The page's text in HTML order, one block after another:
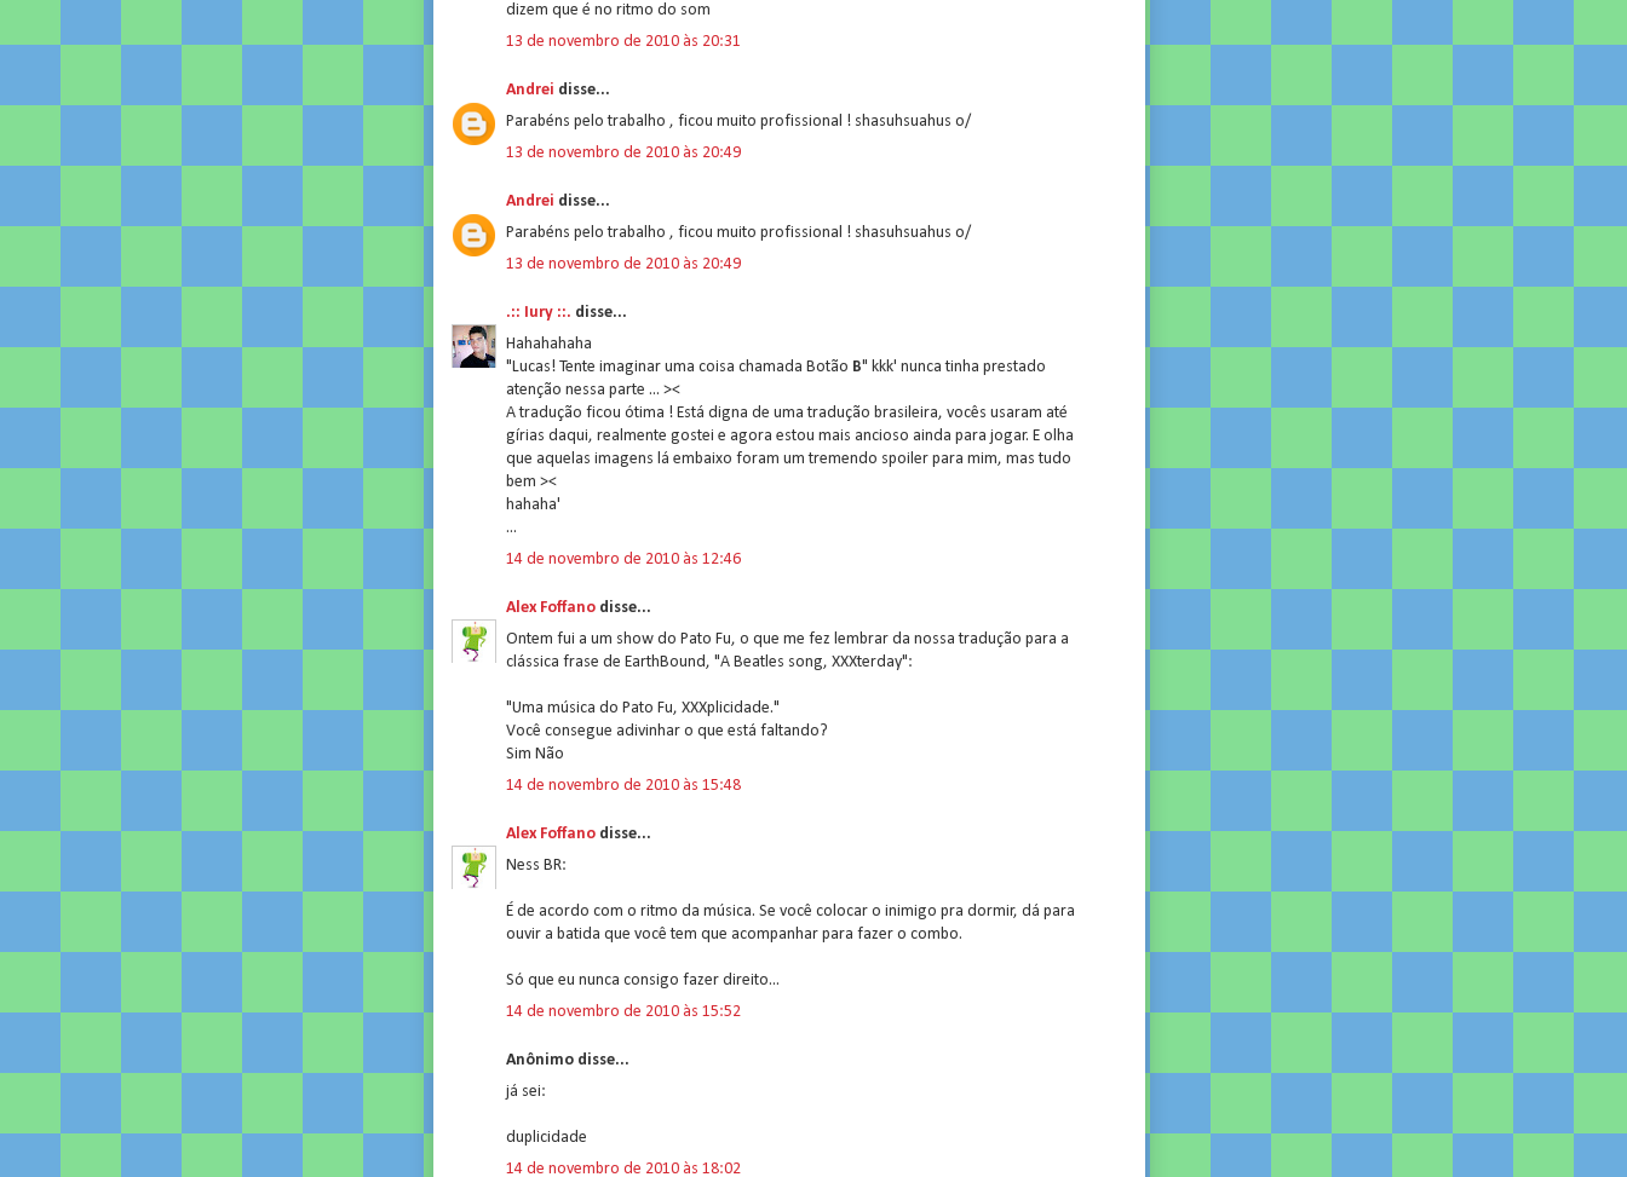
dizem que é no ritmo do som
13 de novembro de 2010 às 20:31
Andrei disse...
Parabéns pelo trabalho , ficou muito profissional ! shasuhsuahus o/
13 de novembro de 2010 às 20:49
Andrei disse...
Parabéns pelo trabalho , ficou muito profissional ! shasuhsuahus o/
13 de novembro de 2010 às 20:49
.:: Iury ::. disse...
Hahahahaha
"Lucas! Tente imaginar uma coisa chamada Botão B" kkk' nunca tinha prestado
atenção nessa parte ... ><
A tradução ficou ótima ! Está digna de uma tradução brasileira, vocês usaram até
gírias daqui, realmente gostei e agora estou mais ancioso ainda para jogar. E olha
que aquelas imagens lá embaixo foram um tremendo spoiler para mim, mas tudo
bem ><
hahaha'
...
14 de novembro de 2010 às 12:46
Alex Foffano disse...
Ontem fui a um show do Pato Fu, o que me fez lembrar da nossa tradução para a
clássica frase de EarthBound, "A Beatles song, XXXterday":
"Uma música do Pato Fu, XXXplicidade."
Você consegue adivinhar o que está faltando?
Sim Não
14 de novembro de 2010 às 15:48
Alex Foffano disse...
Ness BR:
É de acordo com o ritmo da música. Se você colocar o inimigo pra dormir, dá para
ouvir a batida que você tem que acompanhar para fazer o combo.
Só que eu nunca consigo fazer direito...
14 de novembro de 2010 às 15:52
Anônimo disse...
já sei:
duplicidade
14 de novembro de 2010 às 18:02